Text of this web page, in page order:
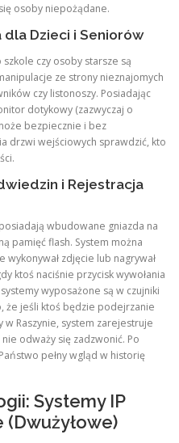
osoby niepożądane.
Dzieci i Seniorów
czy osoby starsze są
ze strony nieznajomych
czy listonoszy. Posiadając
dotykowy (zazwyczaj o
bezpiecznie i bez
drzwi wejściowych sprawdzić, kto
i Rejestracja
wbudowane gniazda na
pamięć flash. System można
zdjęcie lub nagrywał
ktoś naciśnie przycisk wywołania
wyposażone są w czujniki
że jeśli ktoś będzie podejrzanie
w Raszynie, system zarejestruje
odważy się zadzwonić. Po
pełny wgląd w historię
Systemy IP
(Dwużyłowe)